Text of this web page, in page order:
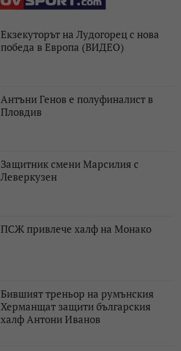
Екзекуторът на Лудогорец с нова
победа в Европа (ВИДЕО)
Антъни Генов е полуфиналист в
Пловдив
Защитник смени Марсилия с
Леверкузен
ПСЖ привлече халф на Монако
Бившият треньор на румънския
Херманщат защити българския
халф Антони Иванов